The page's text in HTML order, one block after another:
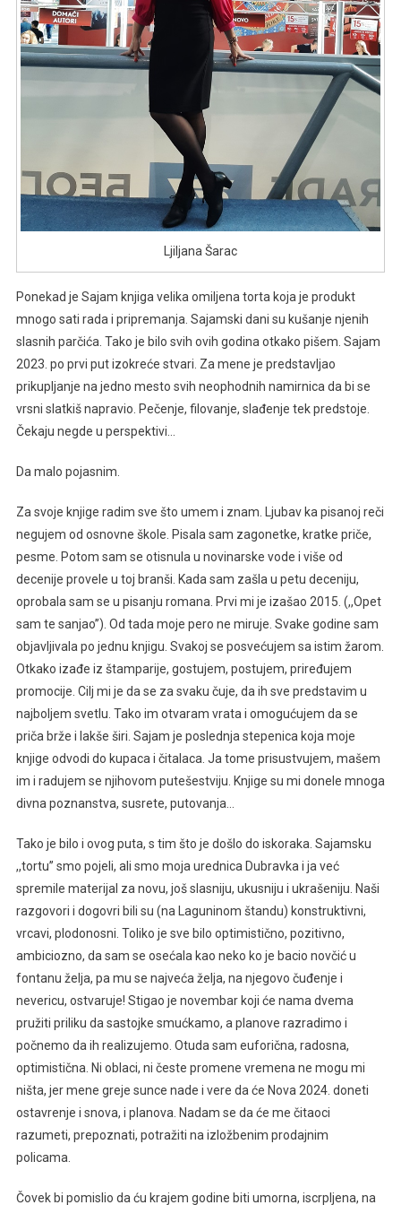
Ljiljana Šarac
Ponekad je Sajam knjiga velika omiljena torta koja je produkt
mnogo sati rada i pripremanja. Sajamski dani su kušanje njenih
slasnih parčića. Tako je bilo svih ovih godina otkako pišem. Sajam
2023. po prvi put izokreće stvari. Za mene je predstavljao
prikupljanje na jedno mesto svih neophodnih namirnica da bi se
vrsni slatkiš napravio. Pečenje, filovanje, slađenje tek predstoje.
Čekaju negde u perspektivi…
Da malo pojasnim.
Za svoje knjige radim sve što umem i znam. Ljubav ka pisanoj reči
negujem od osnovne škole. Pisala sam zagonetke, kratke priče,
pesme. Potom sam se otisnula u novinarske vode i više od
decenije provele u toj branši. Kada sam zašla u petu deceniju,
oprobala sam se u pisanju romana. Prvi mi je izašao 2015. (,,Opet
sam te sanjao’’). Od tada moje pero ne miruje. Svake godine sam
objavljivala po jednu knjigu. Svakoj se posvećujem sa istim žarom.
Otkako izađe iz štamparije, gostujem, postujem, priređujem
promocije. Cilj mi je da se za svaku čuje, da ih sve predstavim u
najboljem svetlu. Tako im otvaram vrata i omogućujem da se
priča brže i lakše širi. Sajam je poslednja stepenica koja moje
knjige odvodi do kupaca i čitalaca. Ja tome prisustvujem, mašem
im i radujem se njihovom putešestviju. Knjige su mi donele mnoga
divna poznanstva, susrete, putovanja…
Tako je bilo i ovog puta, s tim što je došlo do iskoraka. Sajamsku
,,tortu’’ smo pojeli, ali smo moja urednica Dubravka i ja već
spremile materijal za novu, još slasniju, ukusniju i ukrašeniju. Naši
razgovori i dogovri bili su (na Laguninom štandu) konstruktivni,
vrcavi, plodonosni. Toliko je sve bilo optimistično, pozitivno,
ambiciozno, da sam se osećala kao neko ko je bacio novčić u
fontanu želja, pa mu se najveća želja, na njegovo čuđenje i
nevericu, ostvaruje! Stigao je novembar koji će nama dvema
pružiti priliku da sastojke smućkamo, a planove razradimo i
počnemo da ih realizujemo. Otuda sam euforična, radosna,
optimistična. Ni oblaci, ni česte promene vremena ne mogu mi
ništa, jer mene greje sunce nade i vere da će Nova 2024. doneti
ostavrenje i snova, i planova. Nadam se da će me čitaoci
razumeti, prepoznati, potražiti na izložbenim prodajnim
policama.
Čovek bi pomislio da ću krajem godine biti umorna, iscrpljena, na